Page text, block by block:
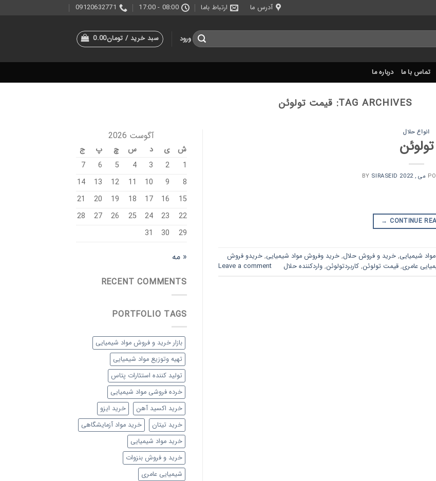
آدرس ما ارتباط باما 08:00 - 17:00
09120632771
ورود سبد خرید / تومان0.00
تماس با ما درباره ما
TAG ARCHIVES: قیمت تولوئن
انواع حلال
تولوئن
SIRASEID
CONTINUE
→
شیمیایی, خرید و فروش حلال, خرید وفروش مواد شیمیایی, خریدو فروش
عامری, قیمت تولوئن, کاربردتولوئن, واردکننده حلال Leave a comment
آگوست 2026
ش ی د س چ پ
ج
1
2
3
4
5
6
7
8
9
10
11
12
13
14
15
16
17
18
19
20
21
22
23
24
25
26
27
28
29
30
31
« مه
RECENT COMMENTS
PORTFOLIO TAGS
بازار خرید و فروش مواد شیمیایی
تهیه وتوزیع مواد شیمیایی
تولید کننده استئارات پتاس
خرده فروشی مواد شیمیایی
خرید اکسید آهن
خرید ایزو
خرید تیتان
خرید مواد آزمایشگاهی
خرید مواد شیمیایی
خرید و فروش بنزوات
شیمیایی عامری